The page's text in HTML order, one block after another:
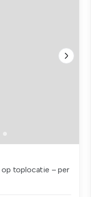
toplocatie – per